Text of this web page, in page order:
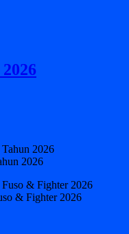
2026
& Fighter 2026